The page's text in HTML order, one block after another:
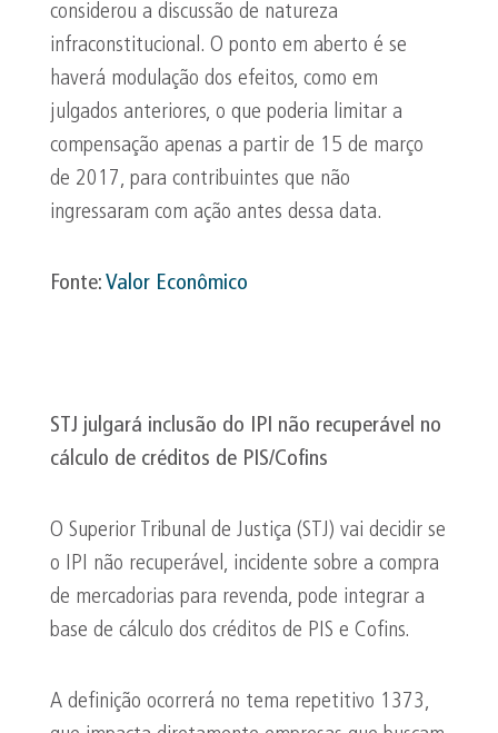
considerou a discussão de natureza
infraconstitucional. O ponto em aberto é se
haverá modulação dos efeitos, como em
julgados anteriores, o que poderia limitar a
compensação apenas a partir de 15 de março
de 2017, para contribuintes que não
ingressaram com ação antes dessa data.
Fonte: Valor Econômico
STJ julgará inclusão do IPI não recuperável no
cálculo de créditos de PIS/Cofins
O Superior Tribunal de Justiça (STJ) vai decidir se
o IPI não recuperável, incidente sobre a compra
de mercadorias para revenda, pode integrar a
base de cálculo dos créditos de PIS e Cofins.
A definição ocorrerá no tema repetitivo 1373,